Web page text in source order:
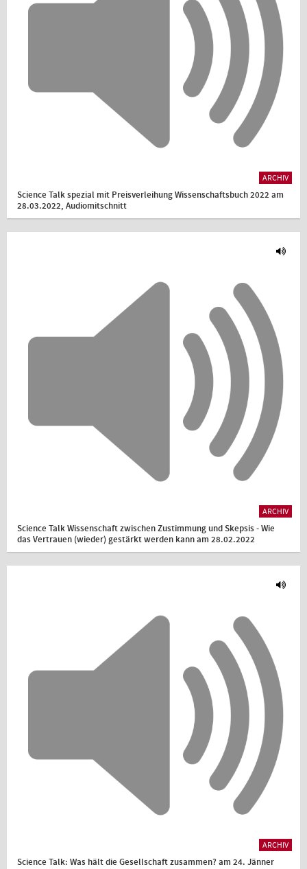
ARCHIV
Science Talk spezial mit Preisverleihung Wissenschaftsbuch 2022 am
28.03.2022, Audiomitschnitt
ARCHIV
Science Talk Wissenschaft zwischen Zustimmung und Skepsis - Wie
das Vertrauen (wieder) gestärkt werden kann am 28.02.2022
ARCHIV
Science Talk: Was hält die Gesellschaft zusammen? am 24. Jänner